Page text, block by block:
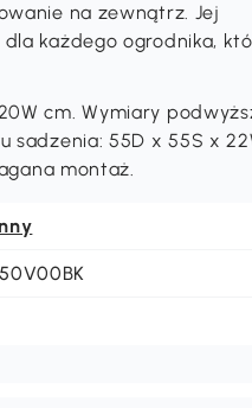
na zewnątrz. Jej
każdego ogrodnika,
cm. Wymiary
sadzenia: 55D x 55S x
montaż.